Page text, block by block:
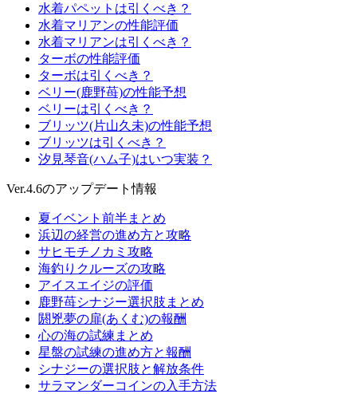
水着パペットは引くべき？
水着マリアンの性能評価
水着マリアンは引くべき？
ターボの性能評価
ターボは引くべき？
ベリー(鹿野苺)の性能予想
ベリーは引くべき？
ブリッツ(片山久未)の性能予想
ブリッツは引くべき？
汐見琴音(ハム子)はいつ実装？
Ver.4.6のアップデート情報
夏イベント前半まとめ
浜辺の経営の進め方と攻略
サヒモチノカミ攻略
海釣りクルーズの攻略
アイスエイジの評価
鹿野苺シナジー選択肢まとめ
閼兇夢の扉(あくむ)の報酬
心の海の試練まとめ
星盤の試練の進め方と報酬
シナジーの選択肢と解放条件
サラマンダーコインの入手方法